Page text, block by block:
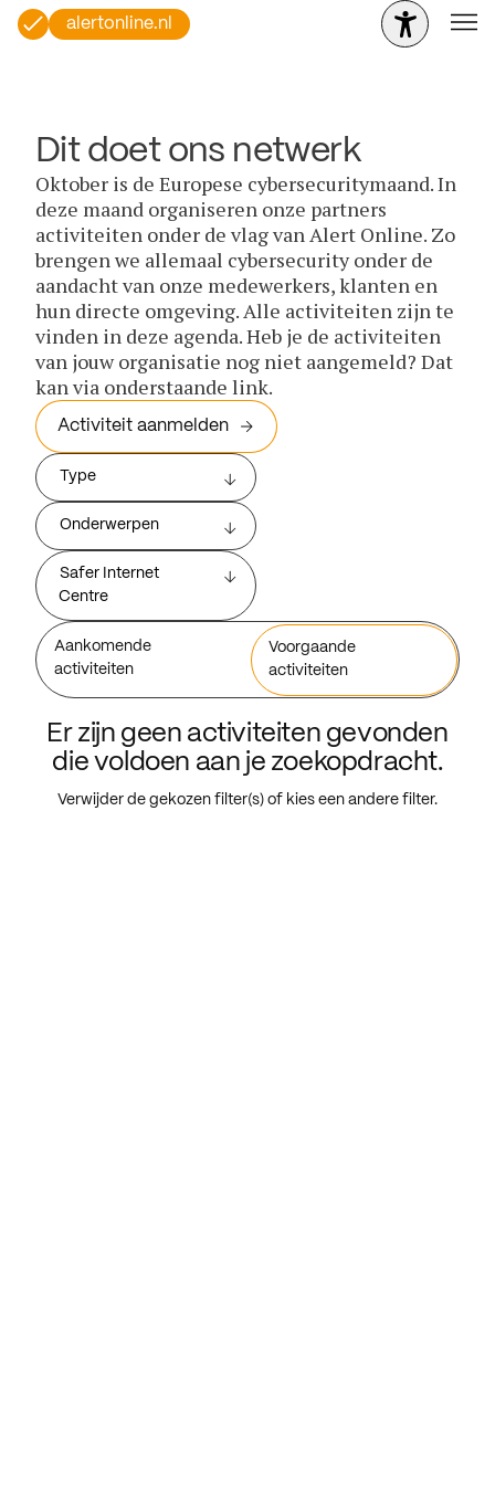
alertonline.nl
Dit doet ons netwerk
Oktober is de Europese cybersecuritymaand. In
deze maand organiseren onze partners
activiteiten onder de vlag van Alert Online. Zo
brengen we allemaal cybersecurity onder de
aandacht van onze medewerkers, klanten en
hun directe omgeving. Alle activiteiten zijn te
vinden in deze agenda. Heb je de activiteiten
van jouw organisatie nog niet aangemeld? Dat
kan via onderstaande link.
Activiteit aanmelden
Type
Onderwerpen
Safer Internet
Centre
Aankomende
activiteiten
Voorgaande
activiteiten
Er zijn geen activiteiten gevonden
die voldoen aan je zoekopdracht.
Verwijder de gekozen filter(s) of kies een andere filter.